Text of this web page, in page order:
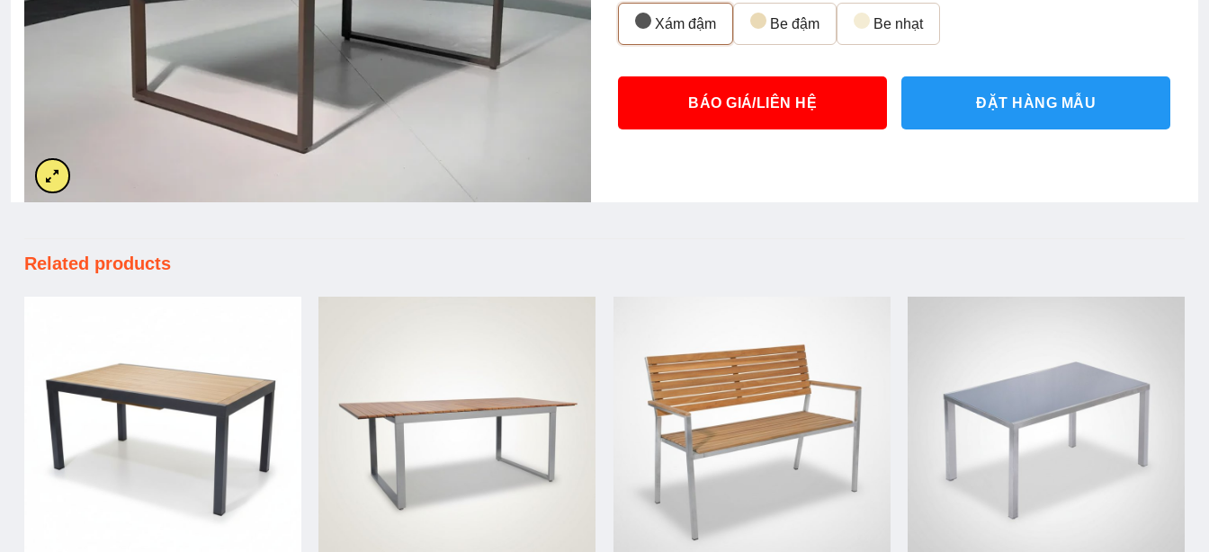
Xám đậm Be đậm Be nhạt
BÁO GIÁ/LIÊN HỆ ĐẶT HÀNG MẪU
Related products